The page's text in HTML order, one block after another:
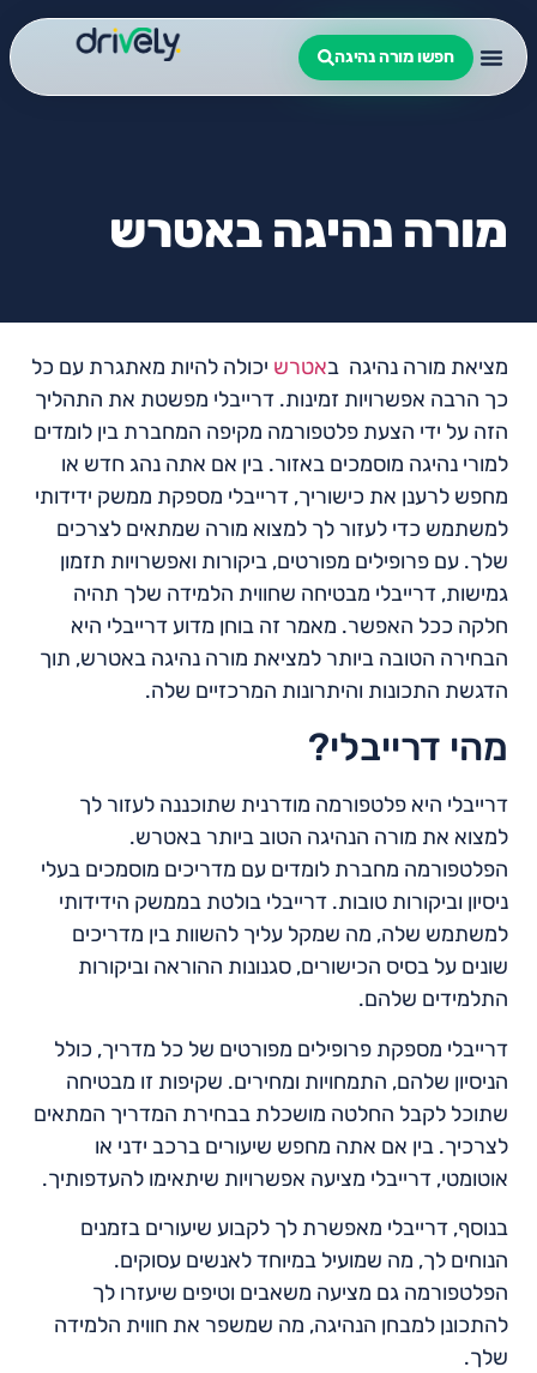
חפשו מורה נהיגה
מורה נהיגה באטרש
מציאת מורה נהיגה באטרש יכולה להיות מאתגרת עם כל
כך הרבה אפשרויות זמינות. דרייבלי מפשטת את התהליך
הזה על ידי הצעת פלטפורמה מקיפה המחברת בין לומדים
למורי נהיגה מוסמכים באזור. בין אם אתה נהג חדש או
מחפש לרענן את כישוריך, דרייבלי מספקת ממשק ידידותי
למשתמש כדי לעזור לך למצוא מורה שמתאים לצרכים
שלך. עם פרופילים מפורטים, ביקורות ואפשרויות תזמון
גמישות, דרייבלי מבטיחה שחווית הלמידה שלך תהיה
חלקה ככל האפשר. מאמר זה בוחן מדוע דרייבלי היא
הבחירה הטובה ביותר למציאת מורה נהיגה באטרש, תוך
הדגשת התכונות והיתרונות המרכזיים שלה.
מהי דרייבלי?
דרייבלי היא פלטפורמה מודרנית שתוכננה לעזור לך
למצוא את מורה הנהיגה הטוב ביותר באטרש.
הפלטפורמה מחברת לומדים עם מדריכים מוסמכים בעלי
ניסיון וביקורות טובות. דרייבלי בולטת בממשק הידידותי
למשתמש שלה, מה שמקל עליך להשוות בין מדריכים
שונים על בסיס הכישורים, סגנונות ההוראה וביקורות
התלמידים שלהם.
דרייבלי מספקת פרופילים מפורטים של כל מדריך, כולל
הניסיון שלהם, התמחויות ומחירים. שקיפות זו מבטיחה
שתוכל לקבל החלטה מושכלת בבחירת המדריך המתאים
לצרכיך. בין אם אתה מחפש שיעורים ברכב ידני או
אוטומטי, דרייבלי מציעה אפשרויות שיתאימו להעדפותיך.
בנוסף, דרייבלי מאפשרת לך לקבוע שיעורים בזמנים
הנוחים לך, מה שמועיל במיוחד לאנשים עסוקים.
הפלטפורמה גם מציעה משאבים וטיפים שיעזרו לך
להתכונן למבחן הנהיגה, מה שמשפר את חווית הלמידה
שלך.